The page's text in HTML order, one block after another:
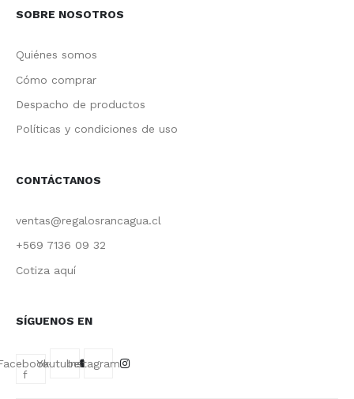
SOBRE NOSOTROS
Quiénes somos
Cómo comprar
Despacho de productos
Políticas y condiciones de uso
CONTÁCTANOS
ventas@regalosrancagua.cl
+569 7136 09 32
Cotiza aquí
SÍGUENOS EN
f
YoutubeInstagram